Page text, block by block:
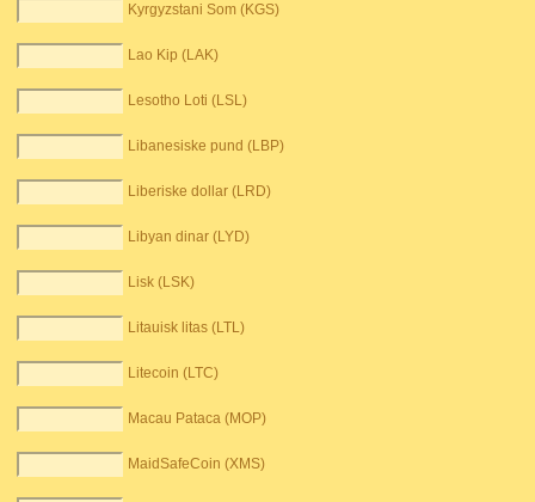
Kyrgyzstani Som (KGS)
Lao Kip (LAK)
Lesotho Loti (LSL)
Libanesiske pund (LBP)
Liberiske dollar (LRD)
Libyan dinar (LYD)
Lisk (LSK)
Litauisk litas (LTL)
Litecoin (LTC)
Macau Pataca (MOP)
MaidSafeCoin (XMS)